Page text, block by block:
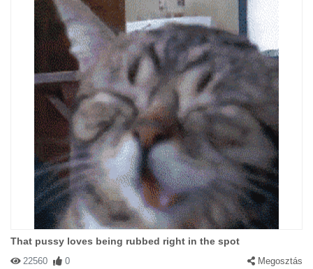
That pussy loves being rubbed right in the spot
22560 0 Megosztás